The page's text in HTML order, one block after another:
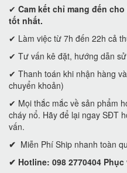
✔ Cam kết chỉ mang đến
tốt nhất.
✔ Làm việc từ 7h đến 22h cả
✔ Tư vấn kê đặt, hướng dẫn
✔ Thanh toán khi nhận hàng
chuyển khoản)
✔ Mọi thắc mắc về sản phẩm
cháy nổ. Hãy để lại ngay SĐT
vấn.
✔ Miễn Phí Ship nhanh toàn
✔ Hotline: 098 2770404 Phục